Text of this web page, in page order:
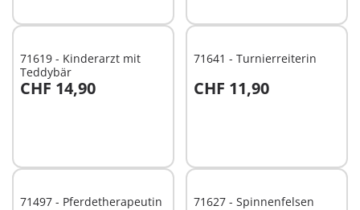
71619 - Kinderarzt mit
Teddybär
CHF 14,90
In den Warenkorb
71641 - Turnierreiterin
CHF 11,90
In den Warenkorb
71497 - Pferdetherapeutin 71627 - Spinnenfelsen